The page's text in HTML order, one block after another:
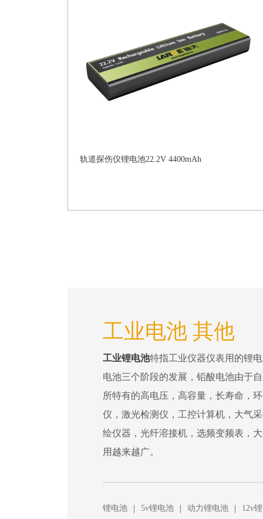
轨道探伤仪锂电池22.2V 4400mAh
工业电池 其他
工业锂电池特指工业仪器仪表用的锂
电池三个阶段的发展，铅酸电池由于
所特有的高电压，高容量，长寿命，
仪，激光检测仪，工控计算机，大气
绘仪器，光纤溶接机，选频变频表，
用越来越广。
锂电池 | 5v锂电池 | 动力锂电池 | 12v